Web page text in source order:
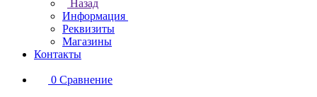
Назад
Информация
Реквизиты
Магазины
Контакты
0 Сравнение